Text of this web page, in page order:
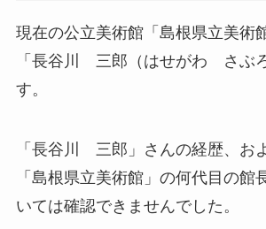
現在の公立美術館「島根県立美術
「長谷川 三郎（はせがわ さぶ
す。
「長谷川 三郎」さんの経歴、お
「島根県立美術館」の何代目の館
いては確認できませんでした。